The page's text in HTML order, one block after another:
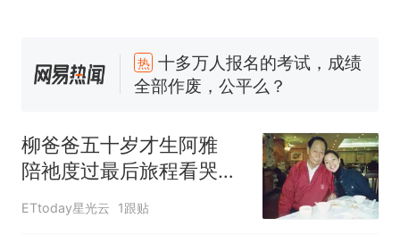
热 十多万人报名的考试，成绩
全部作废，公平么？
家，刚改国名，总统就邀请中
国大使骑行绕了几乎整个国境
线一圈，还曾两次到中国寻根
5万的小车卖不动，40万以上
的抢着买
浙江人戒备 "白海豚"已创我国
柳爸爸五十岁才生阿雅
陪祂度过最后旅程看哭网
友
ETtoday星光云 1跟贴